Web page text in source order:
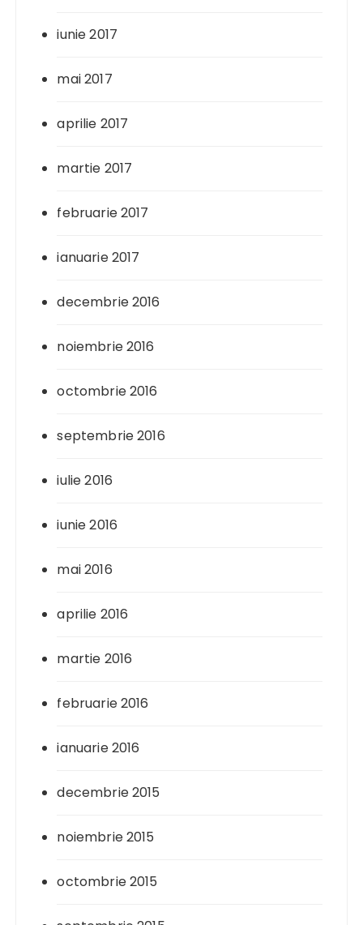
iunie 2017
mai 2017
aprilie 2017
martie 2017
februarie 2017
ianuarie 2017
decembrie 2016
noiembrie 2016
octombrie 2016
septembrie 2016
iulie 2016
iunie 2016
mai 2016
aprilie 2016
martie 2016
februarie 2016
ianuarie 2016
decembrie 2015
noiembrie 2015
octombrie 2015